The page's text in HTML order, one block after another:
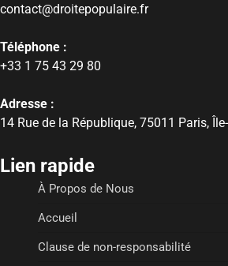
contact@droitepopulaire.fr
Téléphone :
+33 1 75 43 29 80
Adresse :
14 Rue de la République, 75011 Paris,
Lien rapide
À Propos de Nous
Accueil
Clause de non-responsabilité